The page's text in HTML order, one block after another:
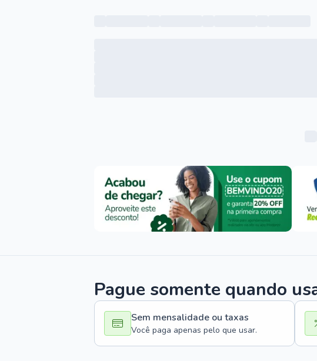
Pague somente quando
Sem mensalidade ou taxas
Você paga apenas pelo que usar.